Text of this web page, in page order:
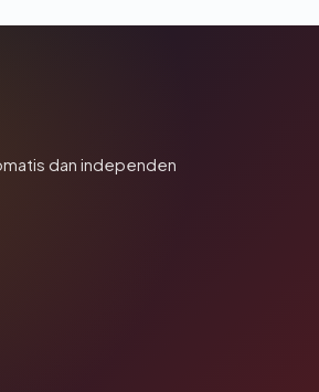
dan independen